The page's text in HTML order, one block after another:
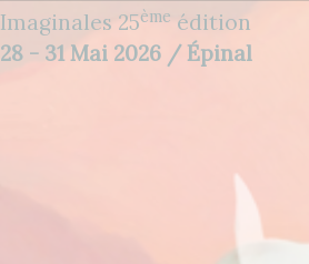
Imaginales 25ème édition
28 - 31 Mai 2026 / Épinal